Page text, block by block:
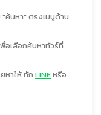
ค้นหา" ตรงเมนูด้าน
อเลือกค้นหาทัวร์ที่
หาให้ ทัก LINEหรือ